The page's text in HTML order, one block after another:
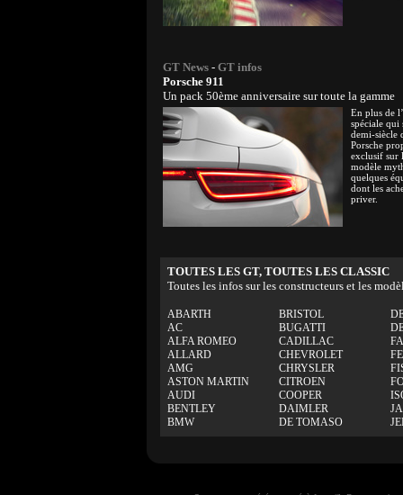
GT News - GT infos
Porsche 911
Un pack 50ème anniversaire sur toute la gamme
En plus de
spéciale qui
demi-siècle
Porsche
exclusif sur
modèle
quelques
dont les
priver.
TOUTES LES GT, TOUTES LES CLASSIC
Toutes les infos sur les constructeurs et les
ABARTH
AC
ALFA ROMEO
ALLARD
AMG
ASTON MARTIN
AUDI
BENTLEY
BMW
BRISTOL
BUGATTI
CADILLAC
CHEVROLET
CHRYSLER
CITROEN
COOPER
DAIMLER
DE TOMASO